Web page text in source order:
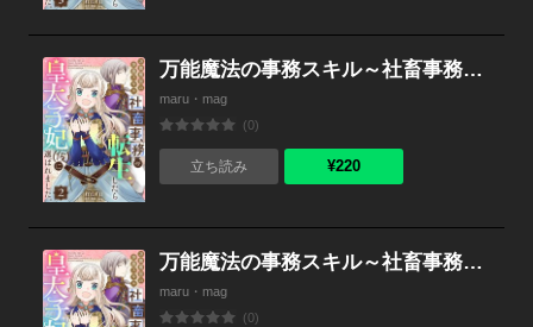
万能魔法の事務スキル～社畜事務が転生したら皇太子妃（仮）に選ばれました。 （2）
maru・mag
(0)
立ち読み ¥220
万能魔法の事務スキル～社畜事務が転生したら皇太子妃（仮）に選ばれました。 （1）
maru・mag
(0)